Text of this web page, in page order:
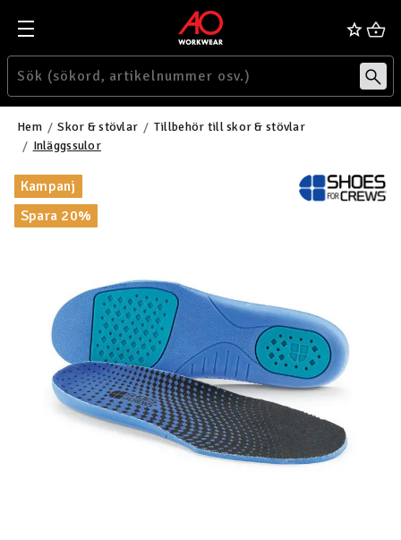
Hem Skor & stövlar
Tillbehör till skor & stövlar
Inläggssulor
Kampanj
Spara 20%